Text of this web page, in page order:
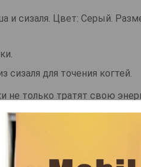
и сизаля. Цвет: Серый.
для точения когтей.
не только тратят свою
для небольшой квартиры и